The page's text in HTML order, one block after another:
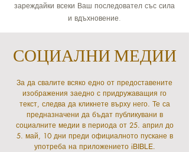
зареждайки всеки Ваш последовател със сила
и вдъхновение.
СОЦИАЛНИ МЕДИИ
За да свалите всяко едно от предоставените
изображения заедно с придружаващия го
текст, следва да кликнете върху него. Те са
предназначени да бъдат публикувани в
социалните медии в периода от 25. април до
5. май, 10 дни преди официалното пускане в
употреба на приложението iBIBLE.